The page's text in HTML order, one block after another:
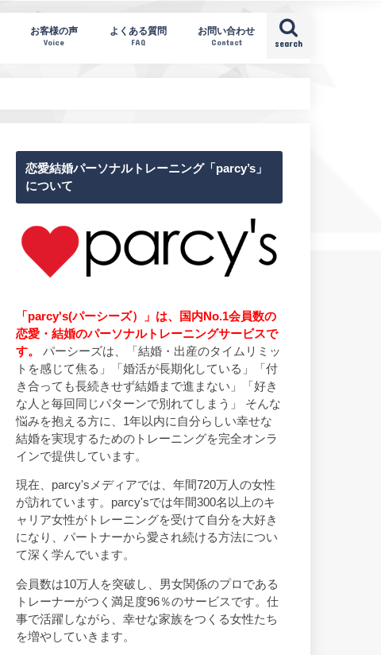
search
お客様の声
Voice
よくある質問
FAQ
お問い合わせ
Contact
恋愛結婚パーソナルトレーニング「parcy’s」
について
「parcy's(パーシーズ）」は、国内No.1会員数の
恋愛・結婚のパーソナルトレーニングサービスで
す。
パーシーズは、「結婚・出産のタイムリミッ
トを感じて焦る」「婚活が長期化している」「付
き合っても長続きせず結婚まで進まない」「好き
な人と毎回同じパターンで別れてしまう」 そんな
悩みを抱える方に、1年以内に自分らしい幸せな
結婚を実現するためのトレーニングを完全オンラ
インで提供しています。
現在、parcy'sメディアでは、年間720万人の女性
が訪れています。parcy'sでは年間300名以上のキ
ャリア女性がトレーニングを受けて自分を大好き
になり、パートナーから愛され続ける方法につい
て深く学んでいます。
会員数は10万人を突破し、男女関係のプロである
トレーナーがつく満足度96％のサービスです。仕
事で活躍しながら、幸せな家族をつくる女性たち
を増やしていきます。